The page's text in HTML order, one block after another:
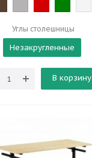
Углы столешницы
Незакругленные
В корзину